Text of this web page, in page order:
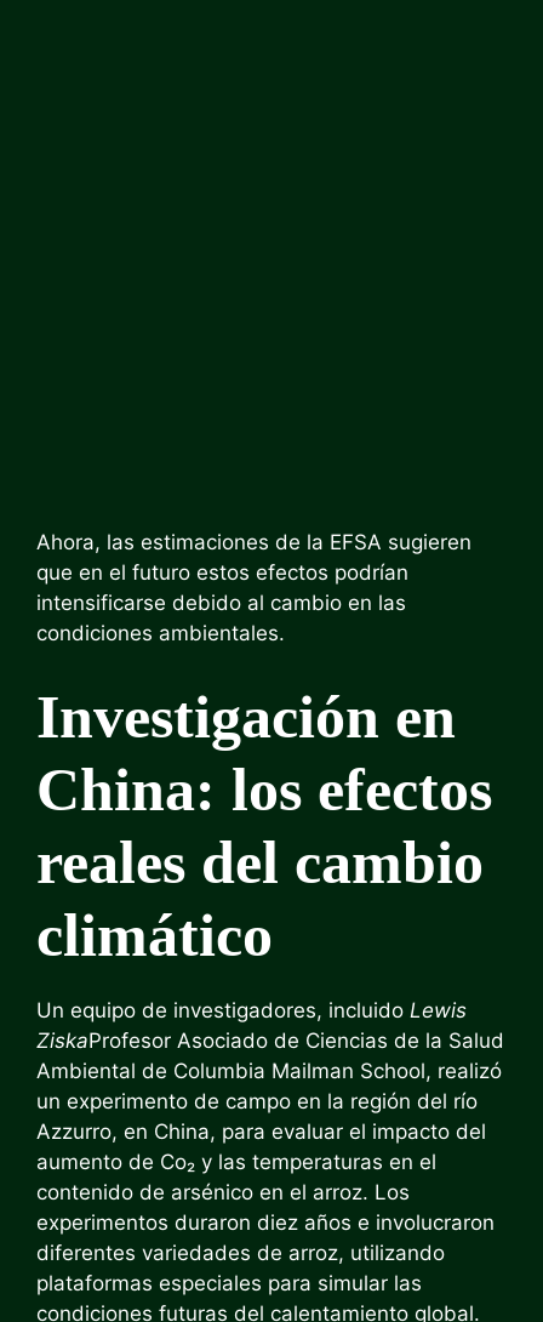
Ahora, las estimaciones de la EFSA sugieren
que en el futuro estos efectos podrían
intensificarse debido al cambio en las
condiciones ambientales.
Investigación en
China: los efectos
reales del cambio
climático
Un equipo de investigadores, incluido Lewis
ZiskaProfesor Asociado de Ciencias de la Salud
Ambiental de Columbia Mailman School, realizó
un experimento de campo en la región del río
Azzurro, en China, para evaluar el impacto del
aumento de Co₂ y las temperaturas en el
contenido de arsénico en el arroz. Los
experimentos duraron diez años e involucraron
diferentes variedades de arroz, utilizando
plataformas especiales para simular las
condiciones futuras del calentamiento global.